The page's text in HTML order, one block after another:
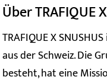
Über TRAFIQUE
TRAFIQUE X
aus der Schweiz. Die
besteht, hat eine